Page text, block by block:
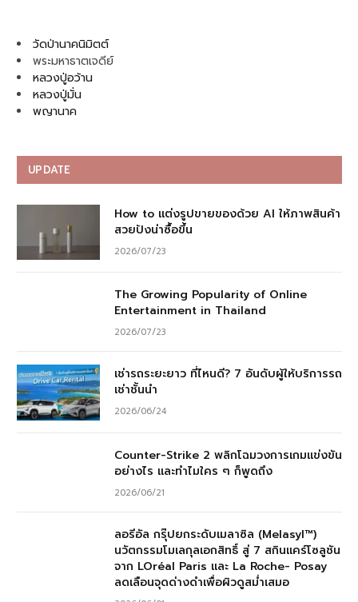
วัดป่านาคนิมิตต์
พระมหาธาตเจดีย์
หลวงปู่อว้าน
หลวงปู่มั่น
พญานาค
UPDATE
How to แต่งรูปขายของด้วย AI ให้ภาพสินค้า
สวยปังน่าซื้อขึ้น
2026/07/23
The Growing Popularity of Online
Entertainment in Thailand
2026/07/23
เช่ารถระยะยาว ที่ไหนดี? 7 อันดับผู้ให้บริการรถ
เช่าชั้นนำ
2026/06/24
Counter-Strike 2 พลิกโฉมวงการเกมแข่งขัน
อย่างไร และทำไมใคร ๆ ก็พูดถึง
2026/06/21
ลอรีอัล กรุ๊ปยกระดับเมลาซิล (Melasyl™)
นวัตกรรมโมเลกุลเอกสิทธิ์ สู่ 7 สกินแคร์โซลูชัน
จาก LOréal Paris และ La Roche- Posay
ลดเลือนจุดด่างดำเพื่อผิวดูสม่ำเสมอ